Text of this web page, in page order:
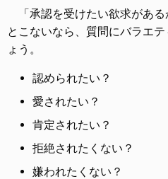
「承認を受けたい欲求があ
とこないなら、質問にバラエ
ょう。
認められたい？
愛されたい？
肯定されたい？
拒絶されたくない？
嫌われたくない？